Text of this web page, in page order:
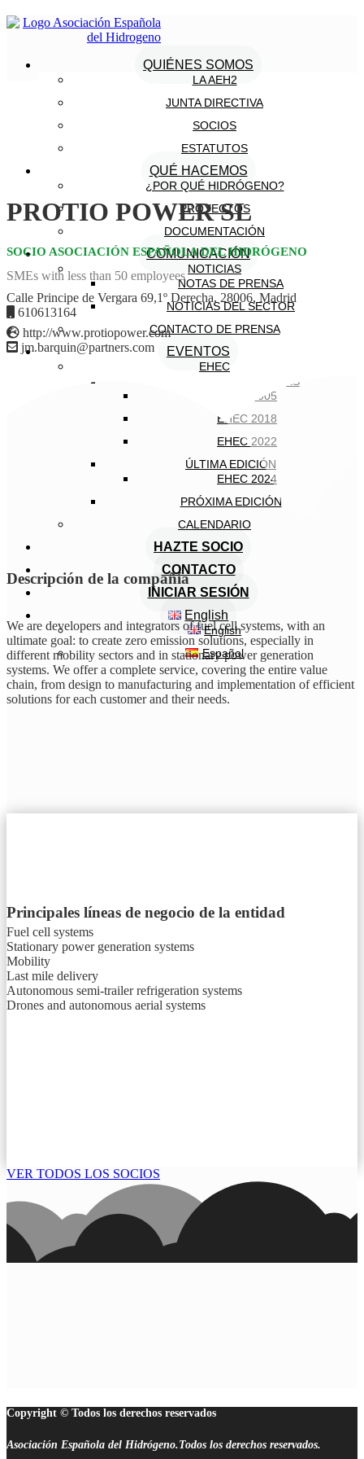
QUIÉNES SOMOS
LA AEH2
JUNTA DIRECTIVA
SOCIOS
ESTATUTOS
QUÉ HACEMOS
¿POR QUÉ HIDRÓGENO?
PROYECTOS
DOCUMENTACIÓN
COMUNICACIÓN
NOTICIAS
NOTAS DE PRENSA
NOTICIAS DEL SECTOR
CONTACTO DE PRENSA
EVENTOS
EHEC
EDICIONES ANTERIORES
EHEC 2005
EHEC 2018
EHEC 2022
ÚLTIMA EDICIÓN
EHEC 2024
PRÓXIMA EDICIÓN
CALENDARIO
HAZTE SOCIO
CONTACTO
INICIAR SESIÓN
English
English
Español
PROTIO POWER SL
SOCIO ASOCIACIÓN ESPAÑOLA DEL HIDRÓGENO
SMEs with less than 50 employees
Calle Principe de Vergara 69,1º Derecha, 28006, Madrid
610613164
http://www.protiopower.com
jm.barquin@partners.com
Descripción de la compañía
We are developers and integrators of fuel cell systems, with an
ultimate goal: to create zero emission solutions, especially in
different mobility sectors and in stationary power generation
systems. We offer a complete service, covering the entire value
chain, from design to manufacturing and implementation of efficient
solutions for each customer and their needs.
Principales líneas de negocio de la entidad
Fuel cell systems
Stationary power generation systems
Mobility
Last mile delivery
Autonomous semi-trailer refrigeration systems
Drones and autonomous aerial systems
VER TODOS LOS SOCIOS
Copyright © Todos los derechos reservados
Asociación Española del Hidrógeno.Todos los derechos reservados.